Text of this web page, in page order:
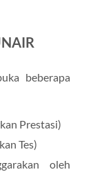
beberapa
Prestasi)
Tes)
oleh